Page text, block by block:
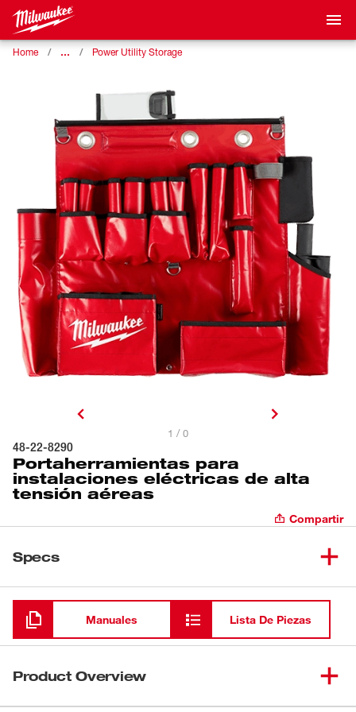
Home … Power Utility Storage
1 / 0
48-22-8290
Portaherramientas para
instalaciones eléctricas de alta
tensión aéreas
Compartir
Specs
Cargando
Manuales Lista De Piezas
Product Overview